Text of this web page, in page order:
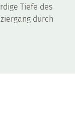
Tiefe des
durch